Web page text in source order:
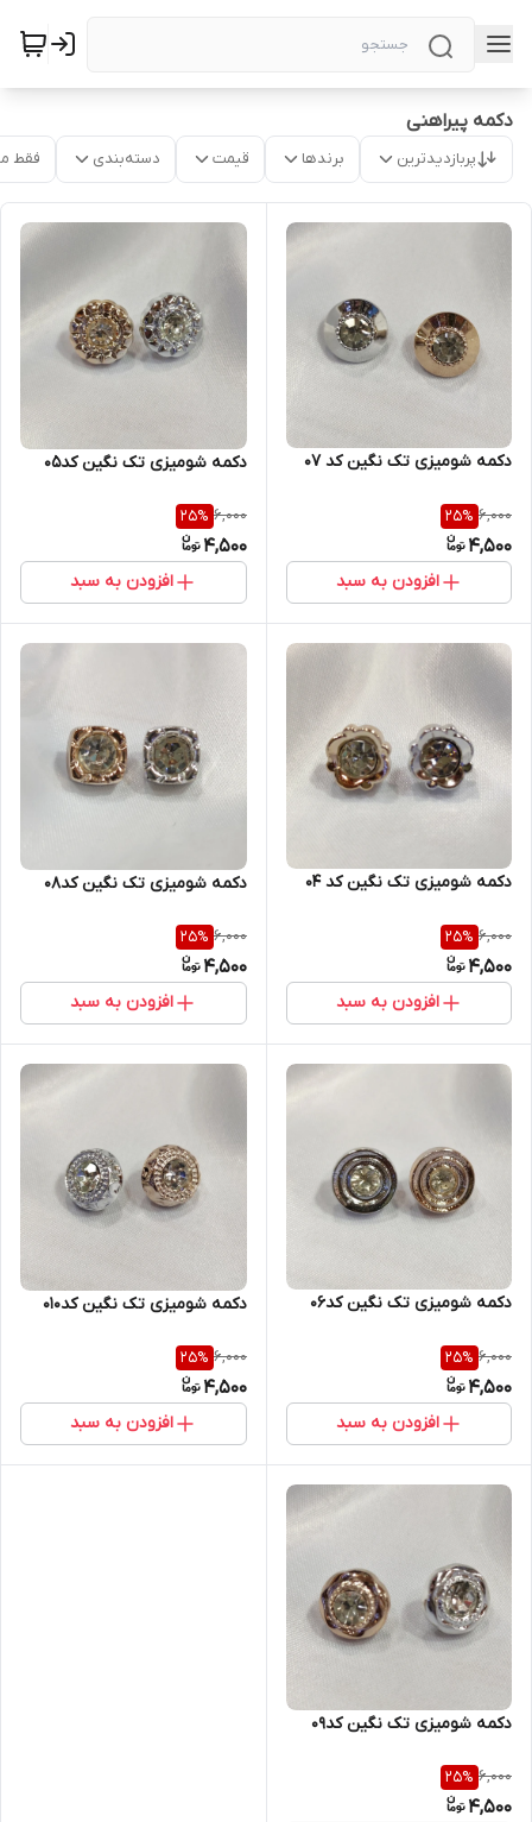
دکمه پیراهنی
پربازدیدترین برندها قیمت دسته‌بندی فقط
دکمه شومیزی تک نگین کد ۰۷
6,000
25%
4,500
افزودن به سبد
دکمه شومیزی تک نگین کد۰۵
6,000
25%
4,500
افزودن به سبد
دکمه شومیزی تک نگین کد ۰۴
6,000
25%
4,500
افزودن به سبد
دکمه شومیزی تک نگین کد۰۸
6,000
25%
4,500
افزودن به سبد
دکمه شومیزی تک نگین کد۰۶
6,000
25%
4,500
افزودن به سبد
دکمه شومیزی تک نگین کد۰۱۰
6,000
25%
4,500
افزودن به سبد
دکمه شومیزی تک نگین کد۰۹
6,000
25%
4,500